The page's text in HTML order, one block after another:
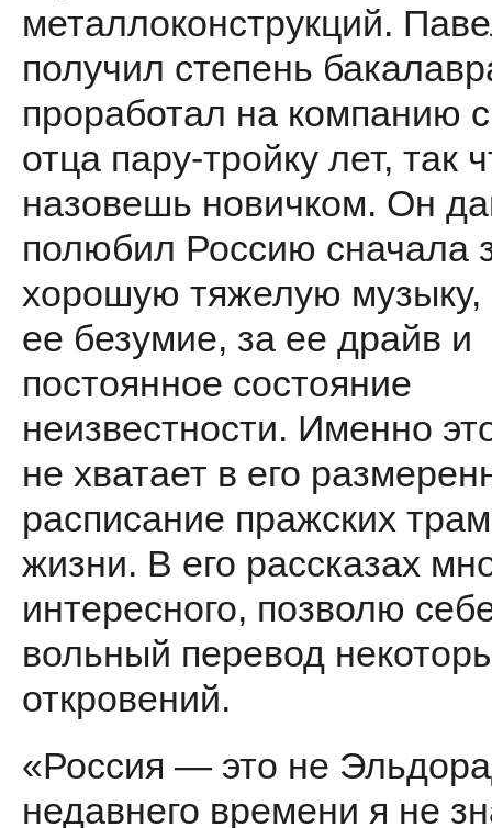
металлоконструкций.
получил степень
проработал на компанию
отца пару-тройку лет, так
назовешь новичком. Он
полюбил Россию сначала
хорошую тяжелую музыку,
ее безумие, за ее драйв и
постоянное состояние
неизвестности. Именно
не хватает в его
расписание пражских
жизни. В его рассказах
интересного, позволю
вольный перевод
откровений.
«Россия — это не
недавнего времени я не